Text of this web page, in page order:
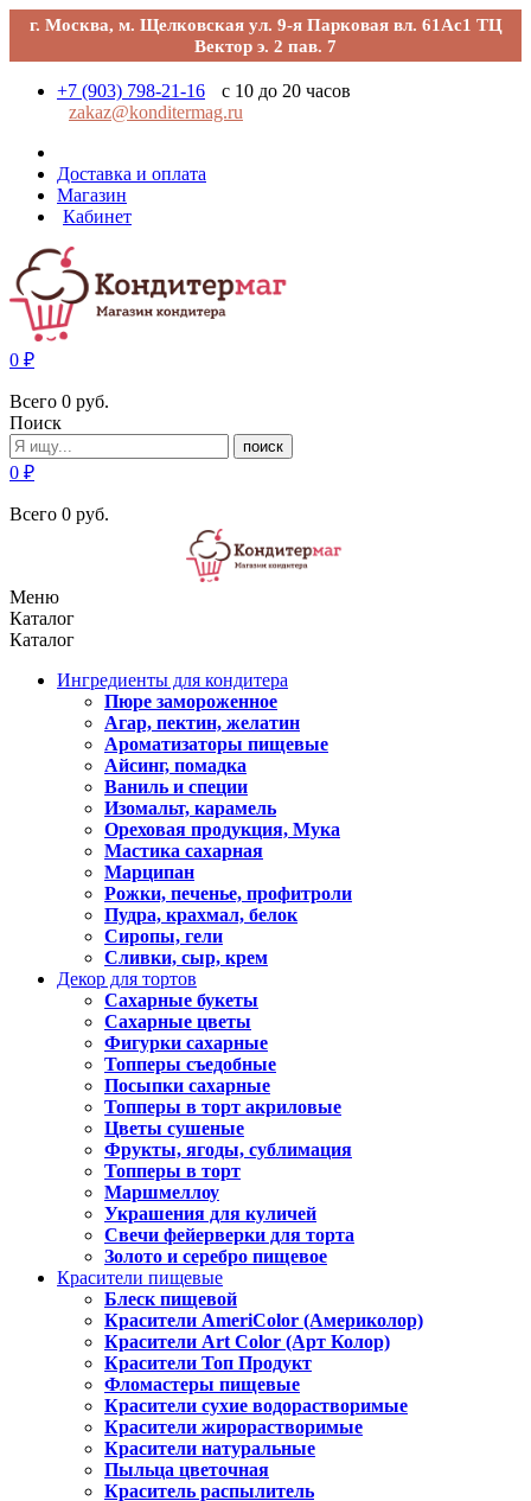
г. Москва, м. Щелковская ул. 9-я Парковая вл. 61Ас1 ТЦ
Вектор э. 2 пав. 7
+7 (903) 798-21-16
с 10 до 20 часов
zakaz@konditermag.ru
Доставка и оплата
Магазин
Кабинет
0 ₽
Всего 0 руб.
Поиск
поиск
0 ₽
Всего 0 руб.
Меню
Каталог
Каталог
Ингредиенты для кондитера
Пюре замороженное
Агар, пектин, желатин
Ароматизаторы пищевые
Айсинг, помадка
Ваниль и специи
Изомальт, карамель
Ореховая продукция, Мука
Мастика сахарная
Марципан
Рожки, печенье, профитроли
Пудра, крахмал, белок
Сиропы, гели
Сливки, сыр, крем
Декор для тортов
Сахарные букеты
Сахарные цветы
Фигурки сахарные
Топперы съедобные
Посыпки сахарные
Топперы в торт акриловые
Цветы сушеные
Фрукты, ягоды, сублимация
Топперы в торт
Маршмеллоу
Украшения для куличей
Свечи фейерверки для торта
Золото и серебро пищевое
Красители пищевые
Блеск пищевой
Красители AmeriColor (Америколор)
Красители Art Color (Арт Колор)
Красители Топ Продукт
Фломастеры пищевые
Красители сухие водорастворимые
Красители жирорастворимые
Красители натуральные
Пыльца цветочная
Краситель распылитель